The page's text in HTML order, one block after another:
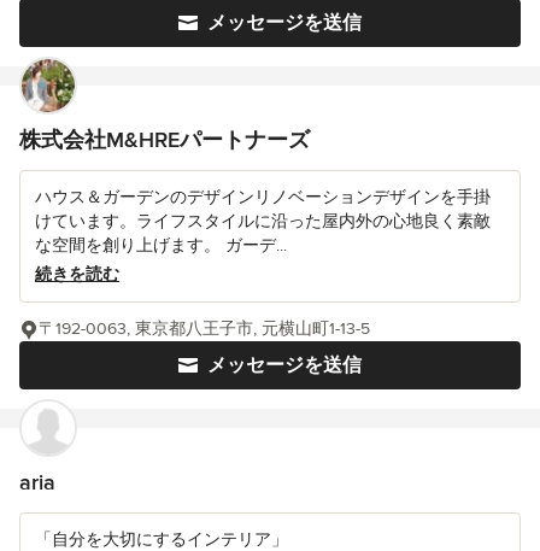
メッセージを送信
株式会社M&HREパートナーズ
ハウス＆ガーデンのデザインリノベーションデザインを手掛
けています。ライフスタイルに沿った屋内外の心地良く素敵
な空間を創り上げます。 ガーデ...
続きを読む
メッセージを送信
〒192-0063, 東京都八王子市, 元横山町1-13-5
aria
「自分を大切にするインテリア」